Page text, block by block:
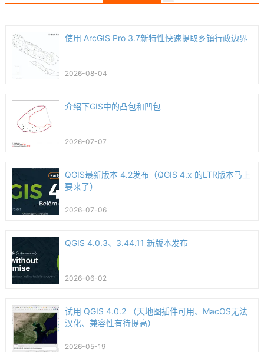
使用 ArcGIS Pro 3.7新特性快速提取乡镇行政边界
2026-08-04
介绍下GIS中的凸包和凹包
2026-07-07
QGIS最新版本 4.2发布（QGIS 4.x 的LTR版本马上
要来了）
2026-07-06
QGIS 4.0.3、3.44.11 新版本发布
2026-06-02
试用 QGIS 4.0.2 （天地图插件可用、MacOS无法
汉化、兼容性有待提高）
2026-05-19